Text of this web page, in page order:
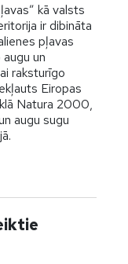
kā valsts
ir dibināta
pļavas
un
raksturīgo
Eiropas
Natura 2000,
augu sugu